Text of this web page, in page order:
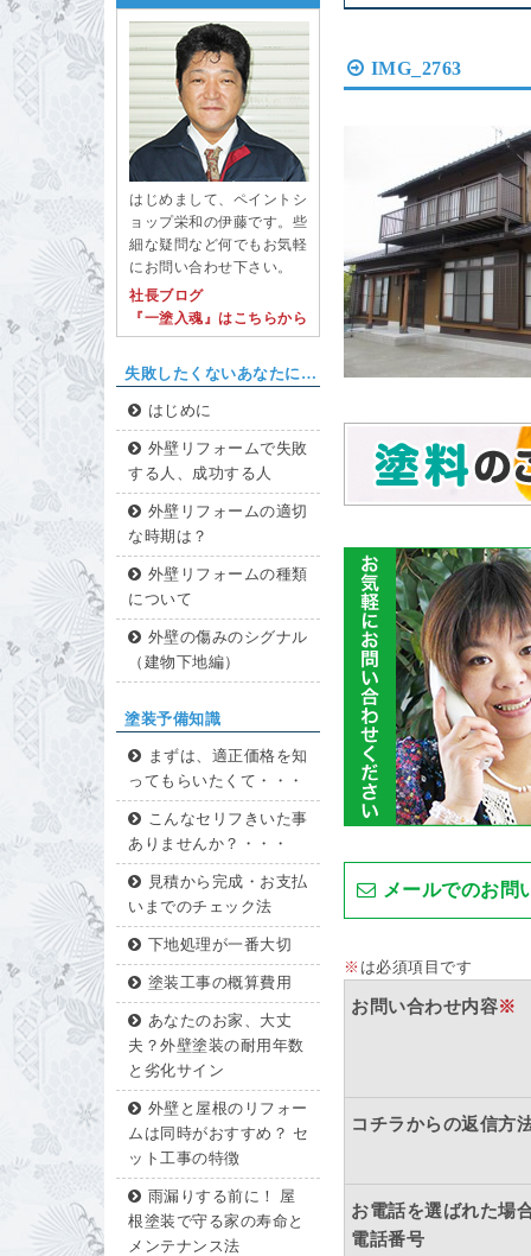
はじめまして、ペイントシ
ョップ栄和の伊藤です。些
細な疑問など何でもお気軽
にお問い合わせ下さい。
社長ブログ
『一塗入魂』はこちらから
失敗したくないあなたに…
はじめに
外壁リフォームで失敗
する人、成功する人
外壁リフォームの適切
な時期は？
外壁リフォームの種類
について
外壁の傷みのシグナル
（建物下地編）
塗装予備知識
まずは、適正価格を知
ってもらいたくて・・・
こんなセリフきいた事
ありませんか？・・・
見積から完成・お支払
いまでのチェック法
下地処理が一番大切
塗装工事の概算費用
あなたのお家、大丈
夫？外壁塗装の耐用年数
と劣化サイン
外壁と屋根のリフォー
ムは同時がおすすめ？ セ
ット工事の特徴
雨漏りする前に！ 屋
根塗装で守る家の寿命と
メンテナンス法
IMG_2763
メールでのお問
※ は必須項目です
お問い合わせ内容※
コチラからの返信方
お電話を選ばれた場
電話番号